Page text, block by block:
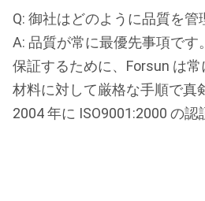
Q: 御社はどのように品質を管
A: 品質が常に最優先事項です
保証するために、Forsun は
材料に対して厳格な手順で真
2004 年に ISO9001:2000 の認